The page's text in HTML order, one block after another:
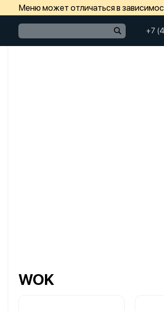
Меню может отличаться в
+7
WOK